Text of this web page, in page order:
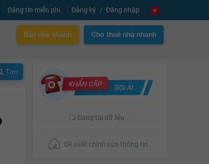
Đăng tin miễn phí Đăng ký Đăng nhập
Bán nhà nhanh Cho thuê nhà nhanh
Đang tải dữ liệu...
Đề xuất chỉnh sửa thông tin
Tìm